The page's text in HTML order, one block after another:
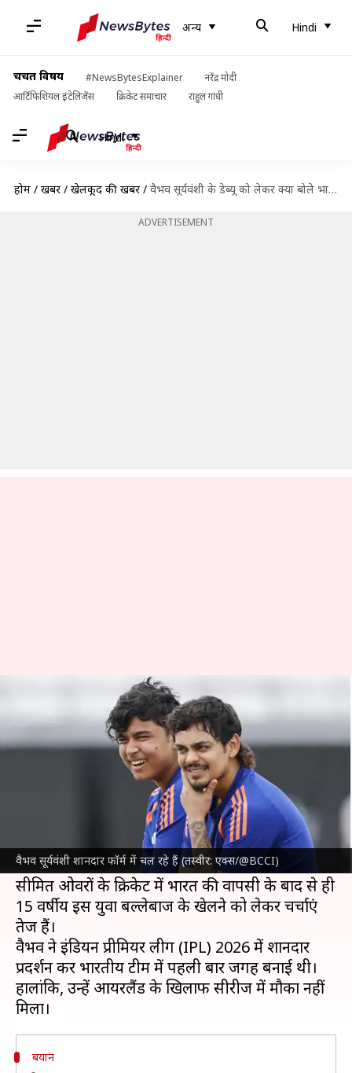
अन्य Hindi
चर्चित विषय #NewsBytesExplainer
नरेंद्र मोदी
आर्टिफिशियल इंटेलिजेंस
क्रिकेट समाचार राहुल गांधी
Hindi
होम / खबरें / खेलकूद की खबरें / वैभव सूर्यवंशी के डेब्यू को लेकर क्या बोले भारतीय कप्तान श्रेयस अय्यर?
ADVERTISEMENT
वैभव सूर्यवंशी शानदार फॉर्म में चल रहे हैं (तस्वीर: एक्स/@BCCI)
वैभव सूर्यवंशी के डेब्यू को लेकर क्या
बोले भारतीय कप्तान श्रेयस अय्यर?
लेखन आदर्श कुमार Jun 30, 2026 09:34 pm
भारतीय टीम के कप्तानश्रेयस अय्यरने इंग्लैंड के खिलाफ
आगामी टी-20 सीरीज मेंवैभव सूर्यवंशीके डेब्यू को लेकर
फिलहाल अपने पत्ते नहीं खोले हैं।
सीमित ओवरों के क्रिकेट में भारत की वापसी के बाद से ही
15 वर्षीय इस युवा बल्लेबाज के खेलने को लेकर चर्चाएं
तेज हैं।
वैभव ने इंडियन प्रीमियर लीग (IPL) 2026 में शानदार
प्रदर्शन कर भारतीय टीम में पहली बार जगह बनाई थी।
हालांकि, उन्हें आयरलैंड के खिलाफ सीरीज में मौका नहीं
बयान